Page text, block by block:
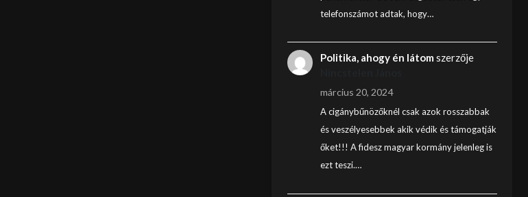
telefonszámot adtak, hogy…
Politika, ahogy én látom szerzője
március 20, 2024
A cigánybűnözőknél csak azok rosszabbak
és veszélyesebbek akik védik és támogatják
őket!!! A fidesz magyar kormány jelenleg is
ezt teszi.…